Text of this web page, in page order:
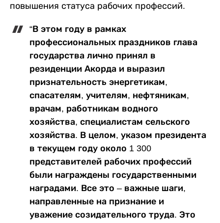
повышения статуса рабочих профессий.
“В этом году в рамках
профессиональных праздников глава
государства лично принял в
резиденции Акорда и выразил
признательность энергетикам,
спасателям, учителям, нефтяникам,
врачам, работникам водного
хозяйства, специалистам сельского
хозяйства. В целом, указом президента
в текущем году около 1 300
представителей рабочих профессий
были награждены государственными
наградами. Все это – важные шаги,
направленные на признание и
уважение созидательного труда. Это